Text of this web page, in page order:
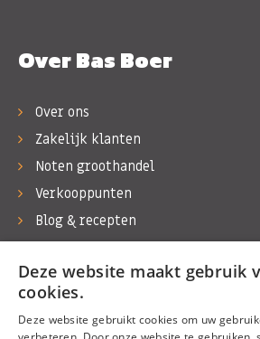
Over Bas Boer
Over ons
Zakelijk klanten
Noten groothandel
Verkooppunten
Blog & recepten
Werken bij Bas Boer Noten
Contact
Deze website maakt gebruik
cookies.
Deze website gebruikt cookies om uw